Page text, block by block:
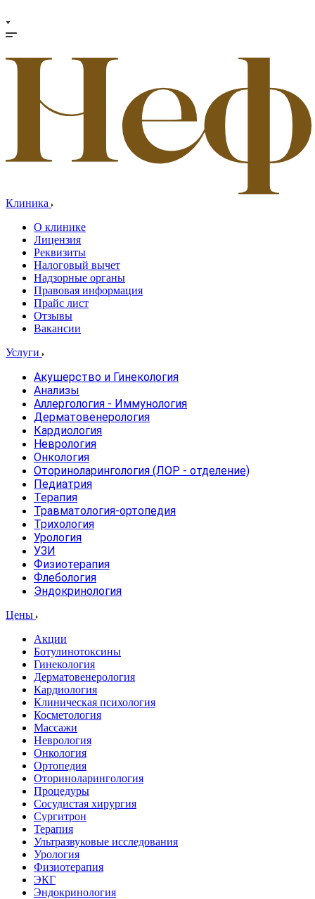
Клиника
О клинике
Лицензия
Реквизиты
Налоговый вычет
Надзорные органы
Правовая информация
Прайс лист
Отзывы
Вакансии
Услуги
Акушерство и Гинекология
Анализы
Аллергология - Иммунология
Дерматовенерология
Кардиология
Неврология
Онкология
Оториноларингология (ЛОР - отделение)
Педиатрия
Терапия
Травматология-ортопедия
Трихология
Урология
УЗИ
Физиотерапия
Флебология
Эндокринология
Цены
Акции
Ботулинотоксины
Гинекология
Дерматовенерология
Кардиология
Клиническая психология
Косметология
Массажи
Неврология
Онкология
Ортопедия
Оториноларингология
Процедуры
Сосудистая хирургия
Сургитрон
Терапия
Ультразвуковые исследования
Урология
Физиотерапия
ЭКГ
Эндокринология